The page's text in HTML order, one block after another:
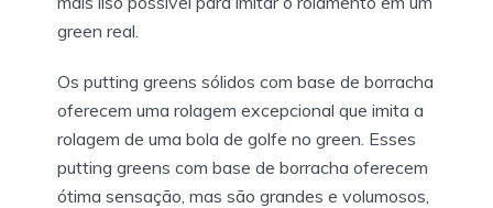
green real.
Os putting greens sólidos com base de borracha
oferecem uma rolagem excepcional que imita a
rolagem de uma bola de golfe no green. Esses
putting greens com base de borracha oferecem
ótima sensação, mas são grandes e volumosos,